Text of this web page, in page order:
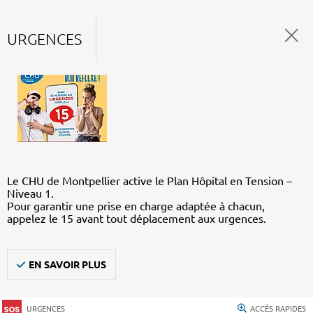
URGENCES
Le CHU de Montpellier active le Plan Hôpital en Tension –
Niveau 1.
Pour garantir une prise en charge adaptée à chacun,
appelez le 15 avant tout déplacement aux urgences.
EN SAVOIR PLUS
URGENCES ACCÈS RAPIDES